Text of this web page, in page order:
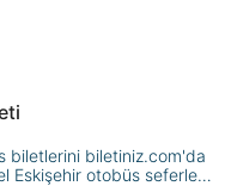
biletlerini biletiniz.com'da
Eskişehir otobüs seferleri,